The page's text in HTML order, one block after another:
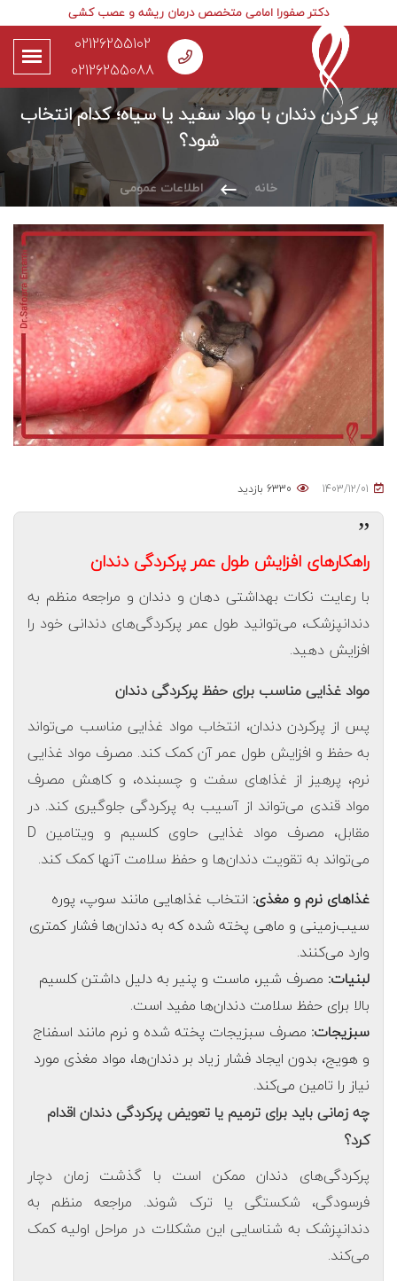
02126255102
02126255088
دکتر صفورا امامی متخصص درمان ریشه و عصب کشی
پر کردن دندان با مواد سفید یا سیاه؛ کدام انتخاب
شود؟
خانه اطلاعات عمومی
”
راهکارهای افزایش طول عمر پرکردگی دندان
با رعایت نکات بهداشتی دهان و دندان و مراجعه منظم به
دندانپزشک، می‌توانید طول عمر پرکردگی‌های دندانی خود را
افزایش دهید.
مواد غذایی مناسب برای حفظ پرکردگی دندان
پس از پرکردن دندان، انتخاب مواد غذایی مناسب می‌تواند
به حفظ و افزایش طول عمر آن کمک کند. مصرف مواد غذایی
نرم، پرهیز از غذاهای سفت و چسبنده، و کاهش مصرف
مواد قندی می‌تواند از آسیب به پرکردگی جلوگیری کند. در
مقابل، مصرف مواد غذایی حاوی کلسیم و ویتامین D
می‌تواند به تقویت دندان‌ها و حفظ سلامت آنها کمک کند.
غذاهای نرم و مغذی: انتخاب غذاهایی مانند سوپ، پوره
سیب‌زمینی و ماهی پخته شده که به دندان‌ها فشار کمتری
وارد می‌کنند.
لبنیات: مصرف شیر، ماست و پنیر به دلیل داشتن کلسیم
بالا برای حفظ سلامت دندان‌ها مفید است.
سبزیجات: مصرف سبزیجات پخته شده و نرم مانند اسفناج
و هویج، بدون ایجاد فشار زیاد بر دندان‌ها، مواد مغذی مورد
نیاز را تامین می‌کند.
چه زمانی باید برای ترمیم یا تعویض پرکردگی دندان اقدام
کرد؟
پرکردگی‌های دندان ممکن است با گذشت زمان دچار
فرسودگی، شکستگی یا ترک شوند. مراجعه منظم به
دندانپزشک به شناسایی این مشکلات در مراحل اولیه کمک
می‌کند.